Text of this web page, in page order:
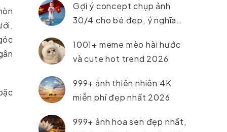
Gợi ý concept chụp ảnh
30/4 cho bé đẹp, ý nghĩa
1001+ meme mèo hài hước
và cute hot trend 2026
999+ ảnh thiên nhiên 4K
miễn phí đẹp nhất 2026
999+ ảnh hoa sen đẹp nhất,